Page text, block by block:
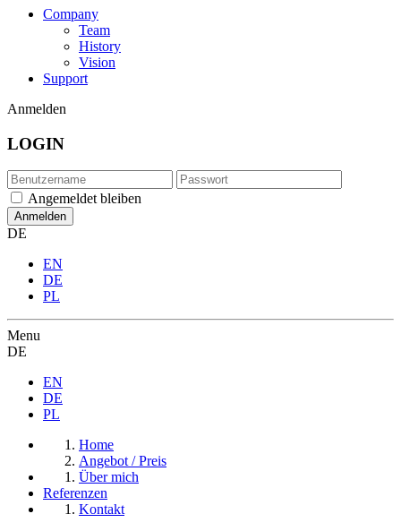
Company
Team
History
Vision
Support
Anmelden
LOGIN
Angemeldet bleiben
DE
EN
DE
PL
Menu
DE
EN
DE
PL
Home
Angebot / Preis
Über mich
Referenzen
Kontakt